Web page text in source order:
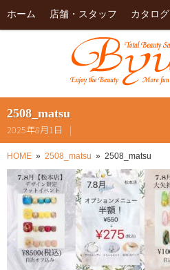
ホーム 店舗・スタッフ カタログ
2508_matsu
2025年8月1日
HOME 2508_matsu 2508_matsu